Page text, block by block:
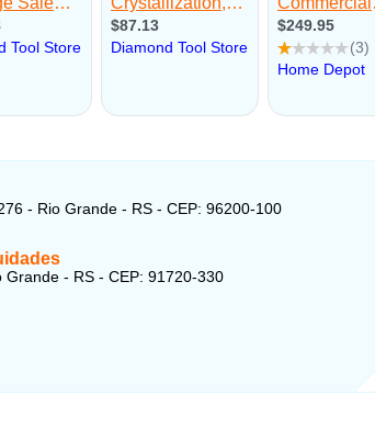
- Rio Grande - RS - CEP: 96200-100
- RS - CEP: 91720-330